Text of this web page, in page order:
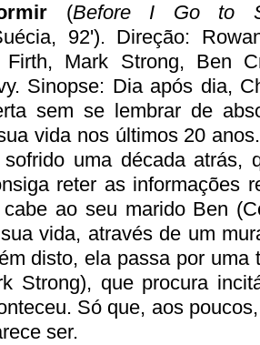
(Before I Go to
92'). Direção:
Mark Strong, Ben
Sinopse: Dia após dia,
sem se lembrar de
vida nos últimos 20
uma década atrás,
reter as informações
ao seu marido Ben
vida, através de um
disto, ela passa por uma
Strong), que procura
Só que, aos
ser.